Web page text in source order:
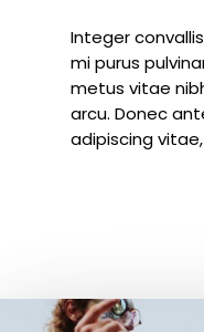
Integer
mi purus
metus vitae
arcu. Donec
adipiscing